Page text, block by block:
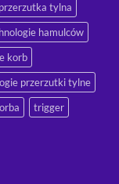
przerzutka tylna
hamulców
korb
przerzutki tylne
trigger